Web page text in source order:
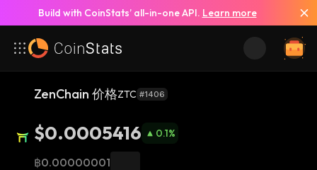
Build with CoinStats’ all-in-one API. Learn more
ZenChain 价格ZTC #1406
$0.0005416 0.1%
฿0.00000001